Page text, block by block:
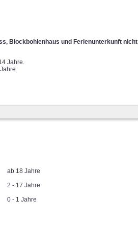
Blockbohlenhaus und Ferienunterkunft nicht
Jahre.
ab 18 Jahre
2 - 17 Jahre
0 - 1 Jahre